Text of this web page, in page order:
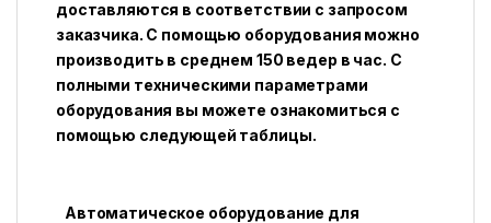
доставляются в соответствии с запросом
заказчика. С помощью оборудования можно
производить в среднем 150 ведер в час. С
полными техническими параметрами
оборудования вы можете ознакомиться с
помощью следующей таблицы.
Автоматическое оборудование для